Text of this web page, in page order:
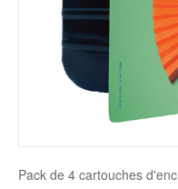
Disque SSD
Pack de 4 cartouches